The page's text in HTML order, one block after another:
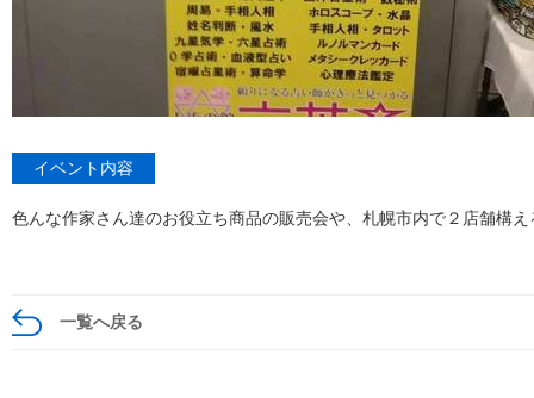
イベント内容
色んな作家さん達のお役立ち商品の販売会や、札幌市内で２店舗構
一覧へ戻る